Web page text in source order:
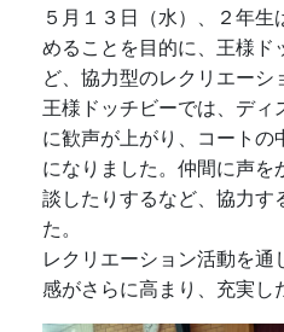
５月１３日（水）、２年
めることを目的に、王様ド
ど、協力型のレクリエーシ
王様ドッチビーでは、ディ
に歓声が上がり、コートの
になりました。仲間に声を
談したりするなど、協力す
た。
レクリエーション活動を通
感がさらに高まり、充実し